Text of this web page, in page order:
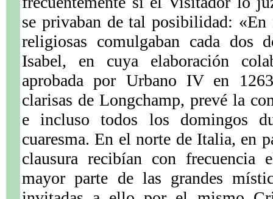
se privaban de tal posibilidad: «En
religiosas comulgaban cada dos
Isabel, en cuya elaboración
aprobada por Urbano IV en
clarisas de Longchamp, prevé la
e incluso todos los domingos
cuaresma. En el norte de Italia, en
clausura recibían con
mayor parte de las grandes